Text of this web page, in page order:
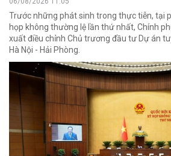
Trước những phát sinh trong thực tiễn, tại
họp không thường lệ lần thứ nhất, Chính
xuất điều chỉnh Chủ trương đầu tư Dự án
Hà Nội - Hải Phòng.